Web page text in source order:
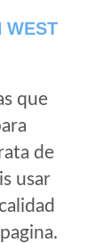
WEST
que
de
usar